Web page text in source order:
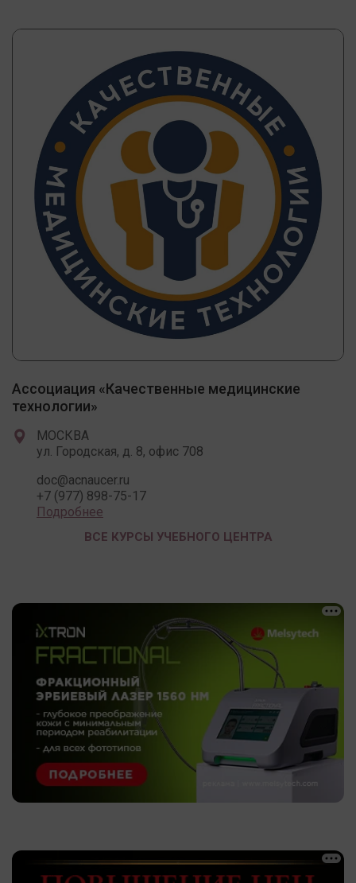
Ассоциация «Качественные медицинские
технологии»
МОСКВА
ул. Городская, д. 8, офис 708
doc@acnaucer.ru
+7 (977) 898-75-17
Подробнее
ВСЕ КУРСЫ УЧЕБНОГО ЦЕНТРА